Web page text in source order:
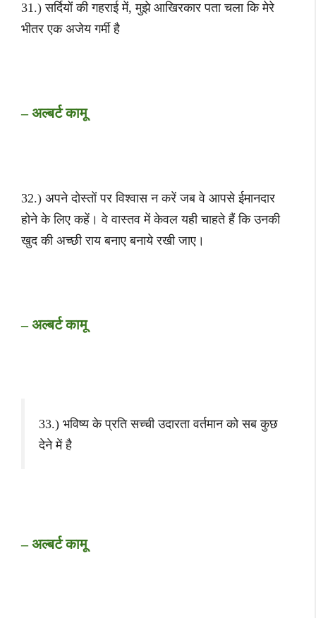
31.) सर्दियों की गहराई में, मुझे आखिरकार पता चला कि मेरे
भीतर एक अजेय गर्मी है
– अल्बर्ट कामू
32.) अपने दोस्तों पर विश्वास न करें जब वे आपसे ईमानदार
होने के लिए कहें। वे वास्तव में केवल यही चाहते हैं कि उनकी
खुद की अच्छी राय बनाए बनाये रखी जाए।
– अल्बर्ट कामू
33.) भविष्य के प्रति सच्ची उदारता वर्तमान को सब कुछ
देने में है
– अल्बर्ट कामू